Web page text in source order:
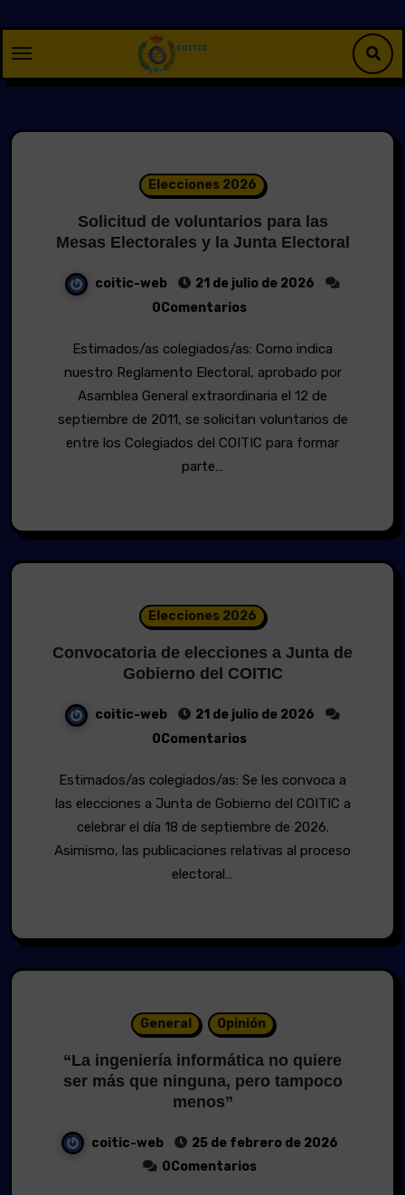
contenido
Elecciones 2026
Solicitud de voluntarios para las
Mesas Electorales y la Junta Electoral
coitic-web
21 de julio de 2026
0Comentarios
Estimados/as colegiados/as: Como indica
nuestro Reglamento Electoral, aprobado por
Asamblea General extraordinaria el 12 de
septiembre de 2011, se solicitan voluntarios de
entre los Colegiados del COITIC para formar
parte…
Elecciones 2026
Convocatoria de elecciones a Junta de
Gobierno del COITIC
coitic-web
21 de julio de 2026
0Comentarios
Estimados/as colegiados/as: Se les convoca a
las elecciones a Junta de Gobierno del COITIC a
celebrar el día 18 de septiembre de 2026.
Asimismo, las publicaciones relativas al proceso
electoral…
General Opinión
“La ingeniería informática no quiere
ser más que ninguna, pero tampoco
menos”
coitic-web
25 de febrero de 2026
0Comentarios